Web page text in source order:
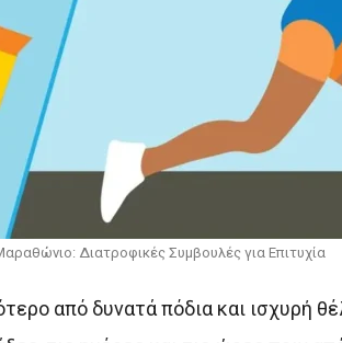
Διατροφικές Συμβουλές για Επιτυχία
από δυνατά πόδια και ισχυρή